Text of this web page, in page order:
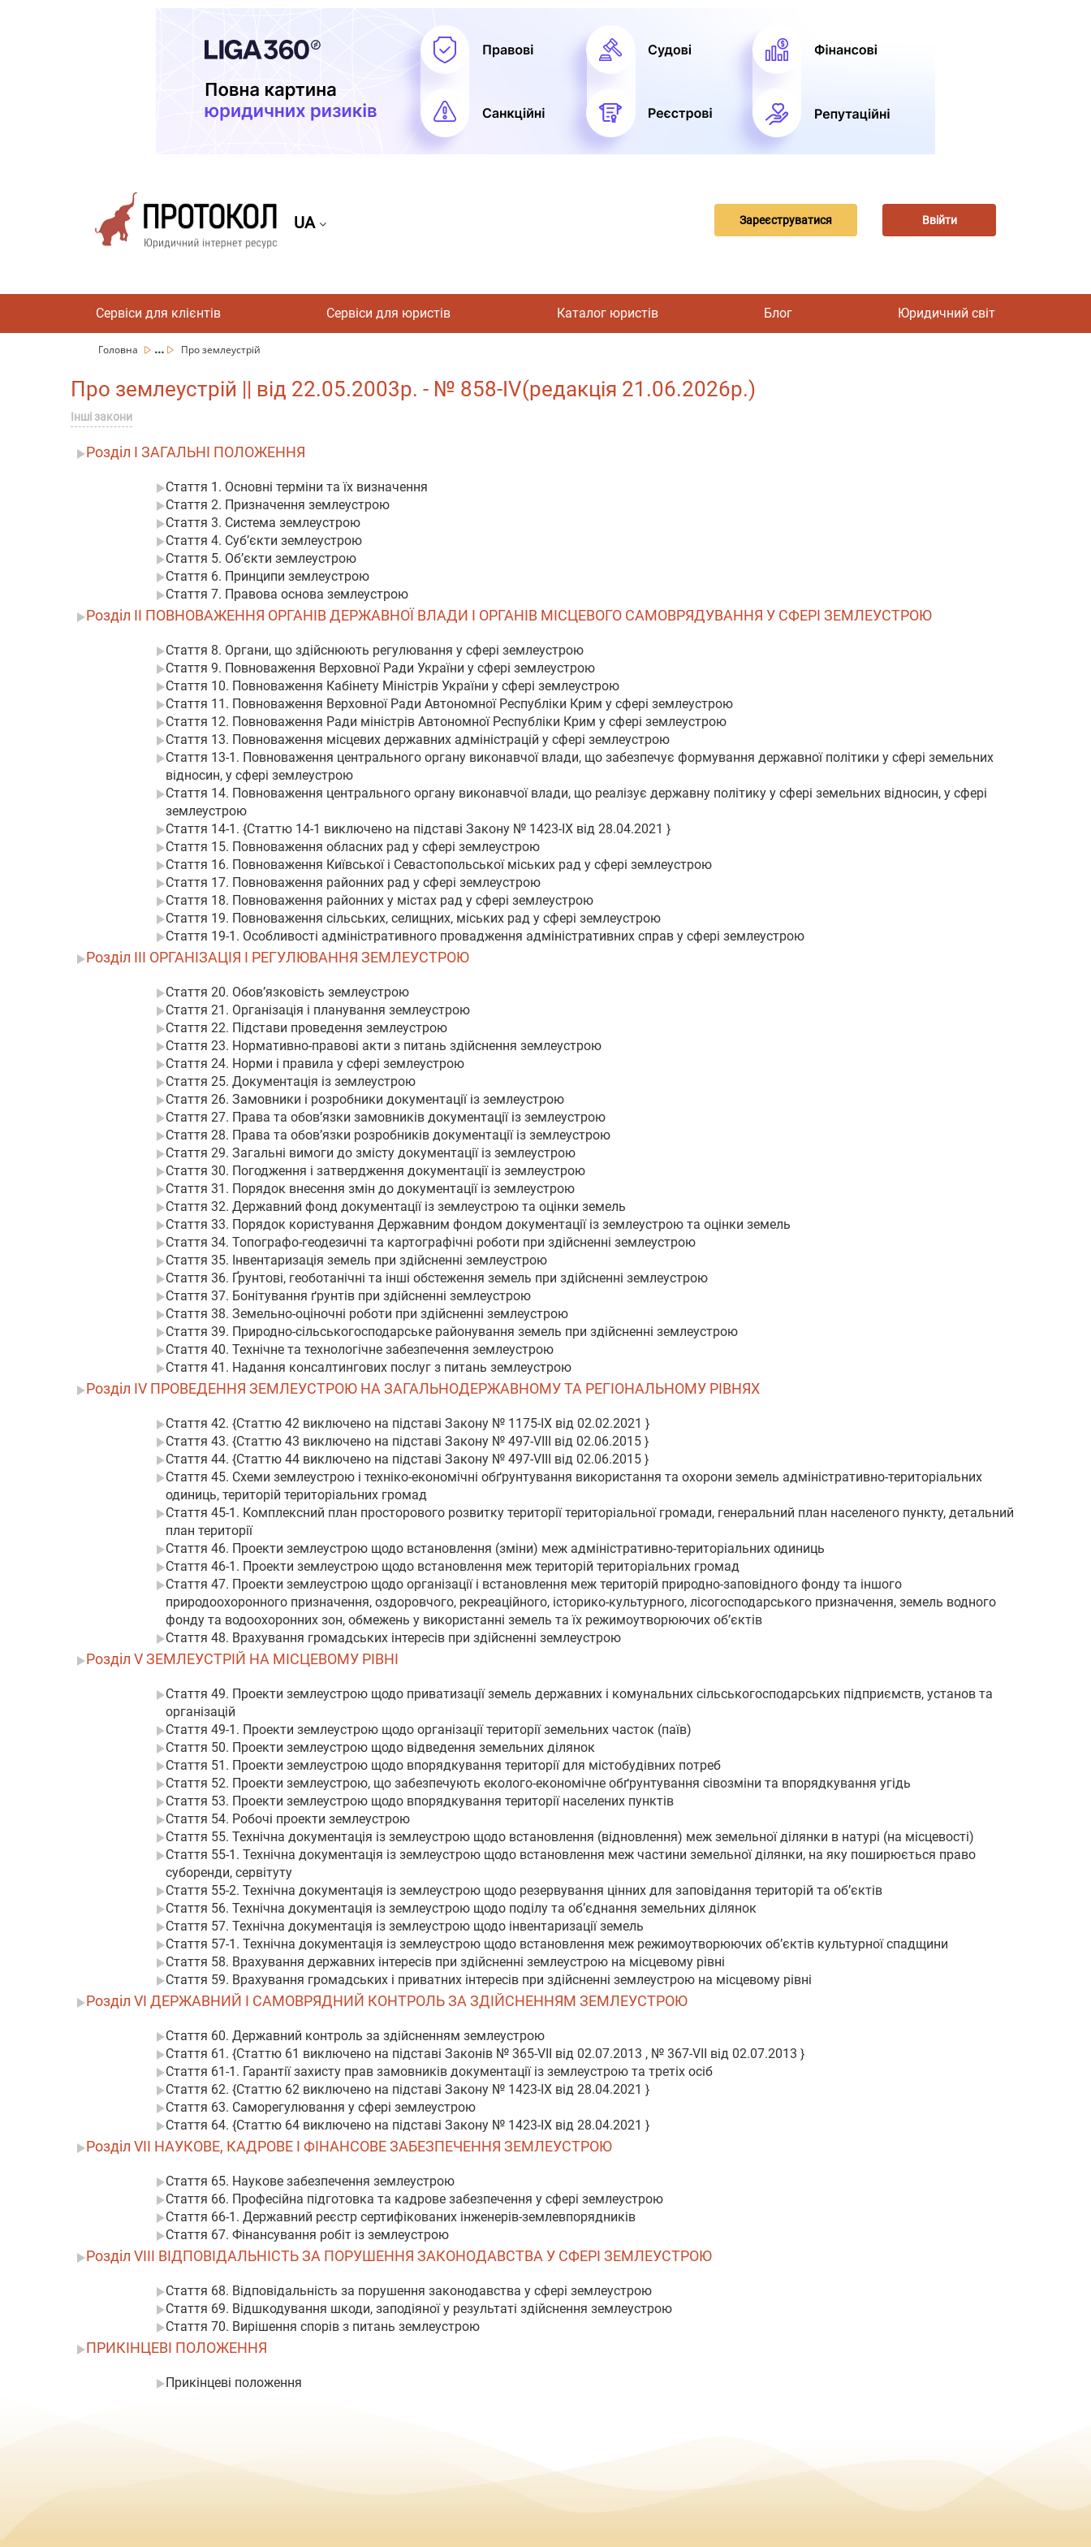
UA Зареєструватися Ввійти
Сервіси для клієнтів Сервіси для юристів Каталог юристів Блог Юридичний світ
Головна ... Про землеустрій
Про землеустрій || від 22.05.2003р. - № 858-IV(редакція 21.06.2026р.)
Інші закони
Розділ I ЗАГАЛЬНІ ПОЛОЖЕННЯ
Стаття 1. Основні терміни та їх визначення
Стаття 2. Призначення землеустрою
Стаття 3. Система землеустрою
Стаття 4. Суб’єкти землеустрою
Стаття 5. Об’єкти землеустрою
Стаття 6. Принципи землеустрою
Стаття 7. Правова основа землеустрою
Розділ II ПОВНОВАЖЕННЯ ОРГАНІВ ДЕРЖАВНОЇ ВЛАДИ І ОРГАНІВ МІСЦЕВОГО САМОВРЯДУВАННЯ У СФЕРІ ЗЕМЛЕУСТРОЮ
Стаття 8. Органи, що здійснюють регулювання у сфері землеустрою
Стаття 9. Повноваження Верховної Ради України у сфері землеустрою
Стаття 10. Повноваження Кабінету Міністрів України у сфері землеустрою
Стаття 11. Повноваження Верховної Ради Автономної Республіки Крим у сфері землеустрою
Стаття 12. Повноваження Ради міністрів Автономної Республіки Крим у сфері землеустрою
Стаття 13. Повноваження місцевих державних адміністрацій у сфері землеустрою
Стаття 13-1. Повноваження центрального органу виконавчої влади, що забезпечує формування державної політики у сфері земельних
відносин, у сфері землеустрою
Стаття 14. Повноваження центрального органу виконавчої влади, що реалізує державну політику у сфері земельних відносин, у сфері
землеустрою
Стаття 14-1. {Статтю 14-1 виключено на підставі Закону № 1423-IX від 28.04.2021 }
Стаття 15. Повноваження обласних рад у сфері землеустрою
Стаття 16. Повноваження Київської і Севастопольської міських рад у сфері землеустрою
Стаття 17. Повноваження районних рад у сфері землеустрою
Стаття 18. Повноваження районних у містах рад у сфері землеустрою
Стаття 19. Повноваження сільських, селищних, міських рад у сфері землеустрою
Стаття 19-1. Особливості адміністративного провадження адміністративних справ у сфері землеустрою
Розділ III ОРГАНІЗАЦІЯ І РЕГУЛЮВАННЯ ЗЕМЛЕУСТРОЮ
Стаття 20. Обов’язковість землеустрою
Стаття 21. Організація і планування землеустрою
Стаття 22. Підстави проведення землеустрою
Стаття 23. Нормативно-правові акти з питань здійснення землеустрою
Стаття 24. Норми і правила у сфері землеустрою
Стаття 25. Документація із землеустрою
Стаття 26. Замовники і розробники документації із землеустрою
Стаття 27. Права та обов’язки замовників документації із землеустрою
Стаття 28. Права та обов’язки розробників документації із землеустрою
Стаття 29. Загальні вимоги до змісту документації із землеустрою
Стаття 30. Погодження і затвердження документації із землеустрою
Стаття 31. Порядок внесення змін до документації із землеустрою
Стаття 32. Державний фонд документації із землеустрою та оцінки земель
Стаття 33. Порядок користування Державним фондом документації із землеустрою та оцінки земель
Стаття 34. Топографо-геодезичні та картографічні роботи при здійсненні землеустрою
Стаття 35. Інвентаризація земель при здійсненні землеустрою
Стаття 36. Ґрунтові, геоботанічні та інші обстеження земель при здійсненні землеустрою
Стаття 37. Бонітування ґрунтів при здійсненні землеустрою
Стаття 38. Земельно-оціночні роботи при здійсненні землеустрою
Стаття 39. Природно-сільськогосподарське районування земель при здійсненні землеустрою
Стаття 40. Технічне та технологічне забезпечення землеустрою
Стаття 41. Надання консалтингових послуг з питань землеустрою
Розділ IV ПРОВЕДЕННЯ ЗЕМЛЕУСТРОЮ НА ЗАГАЛЬНОДЕРЖАВНОМУ ТА РЕГІОНАЛЬНОМУ РІВНЯХ
Стаття 42. {Статтю 42 виключено на підставі Закону № 1175-IX від 02.02.2021 }
Стаття 43. {Статтю 43 виключено на підставі Закону № 497-VIII від 02.06.2015 }
Стаття 44. {Статтю 44 виключено на підставі Закону № 497-VIII від 02.06.2015 }
Стаття 45. Схеми землеустрою і техніко-економічні обґрунтування використання та охорони земель адміністративно-територіальних
одиниць, територій територіальних громад
Стаття 45-1. Комплексний план просторового розвитку території територіальної громади, генеральний план населеного пункту, детальний
план території
Стаття 46. Проекти землеустрою щодо встановлення (зміни) меж адміністративно-територіальних одиниць
Стаття 46-1. Проекти землеустрою щодо встановлення меж територій територіальних громад
Стаття 47. Проекти землеустрою щодо організації і встановлення меж територій природно-заповідного фонду та іншого
природоохоронного призначення, оздоровчого, рекреаційного, історико-культурного, лісогосподарського призначення, земель водного
фонду та водоохоронних зон, обмежень у використанні земель та їх режимоутворюючих об’єктів
Стаття 48. Врахування громадських інтересів при здійсненні землеустрою
Розділ V ЗЕМЛЕУСТРІЙ НА МІСЦЕВОМУ РІВНІ
Стаття 49. Проекти землеустрою щодо приватизації земель державних і комунальних сільськогосподарських підприємств, установ та
організацій
Стаття 49-1. Проекти землеустрою щодо організації території земельних часток (паїв)
Стаття 50. Проекти землеустрою щодо відведення земельних ділянок
Стаття 51. Проекти землеустрою щодо впорядкування території для містобудівних потреб
Стаття 52. Проекти землеустрою, що забезпечують еколого-економічне обґрунтування сівозміни та впорядкування угідь
Стаття 53. Проекти землеустрою щодо впорядкування території населених пунктів
Стаття 54. Робочі проекти землеустрою
Стаття 55. Технічна документація із землеустрою щодо встановлення (відновлення) меж земельної ділянки в натурі (на місцевості)
Стаття 55-1. Технічна документація із землеустрою щодо встановлення меж частини земельної ділянки, на яку поширюється право
суборенди, сервітуту
Стаття 55-2. Технічна документація із землеустрою щодо резервування цінних для заповідання територій та об’єктів
Стаття 56. Технічна документація із землеустрою щодо поділу та об’єднання земельних ділянок
Стаття 57. Технічна документація із землеустрою щодо інвентаризації земель
Стаття 57-1. Технічна документація із землеустрою щодо встановлення меж режимоутворюючих об’єктів культурної спадщини
Стаття 58. Врахування державних інтересів при здійсненні землеустрою на місцевому рівні
Стаття 59. Врахування громадських і приватних інтересів при здійсненні землеустрою на місцевому рівні
Розділ VI ДЕРЖАВНИЙ І САМОВРЯДНИЙ КОНТРОЛЬ ЗА ЗДІЙСНЕННЯМ ЗЕМЛЕУСТРОЮ
Стаття 60. Державний контроль за здійсненням землеустрою
Стаття 61. {Статтю 61 виключено на підставі Законів № 365-VII від 02.07.2013 , № 367-VII від 02.07.2013 }
Стаття 61-1. Гарантії захисту прав замовників документації із землеустрою та третіх осіб
Стаття 62. {Статтю 62 виключено на підставі Закону № 1423-IX від 28.04.2021 }
Стаття 63. Саморегулювання у сфері землеустрою
Стаття 64. {Статтю 64 виключено на підставі Закону № 1423-IX від 28.04.2021 }
Розділ VII НАУКОВЕ, КАДРОВЕ І ФІНАНСОВЕ ЗАБЕЗПЕЧЕННЯ ЗЕМЛЕУСТРОЮ
Стаття 65. Наукове забезпечення землеустрою
Стаття 66. Професійна підготовка та кадрове забезпечення у сфері землеустрою
Стаття 66-1. Державний реєстр сертифікованих інженерів-землевпорядників
Стаття 67. Фінансування робіт із землеустрою
Розділ VIII ВІДПОВІДАЛЬНІСТЬ ЗА ПОРУШЕННЯ ЗАКОНОДАВСТВА У СФЕРІ ЗЕМЛЕУСТРОЮ
Стаття 68. Відповідальність за порушення законодавства у сфері землеустрою
Стаття 69. Відшкодування шкоди, заподіяної у результаті здійснення землеустрою
Стаття 70. Вирішення спорів з питань землеустрою
ПРИКІНЦЕВІ ПОЛОЖЕННЯ
Прикінцеві положення